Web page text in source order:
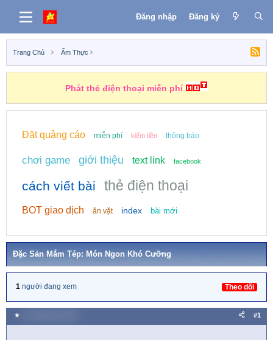
Đăng nhập Đăng ký
Trang Chủ Ẩm Thực
Phát thẻ điện thoại miễn phí
Đặt quảng cáo miễn phí kiếm tiền thông báo
chơi game giới thiệu text link facebook
cách viết bài thẻ điện thoại
BOT giao dịch ăn vặt index bài mới
Đặc Sản Mắm Tép: Món Ngon Khó Cưỡng
1 người đang xem Theo dõi
★ #1